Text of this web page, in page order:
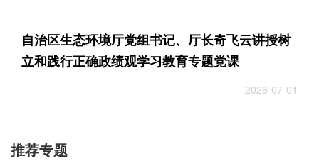
自治区生态环境厅党组书记、厅长奇飞云讲授树
立和践行正确政绩观学习教育专题党课
2026-07-01
推荐专题